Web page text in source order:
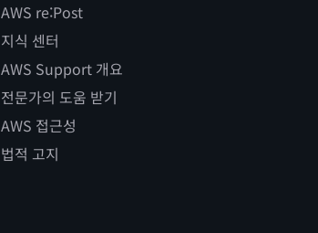
AWS re:Post
지식 센터
AWS Support 개요
전문가의 도움 받기
AWS 접근성
법적 고지